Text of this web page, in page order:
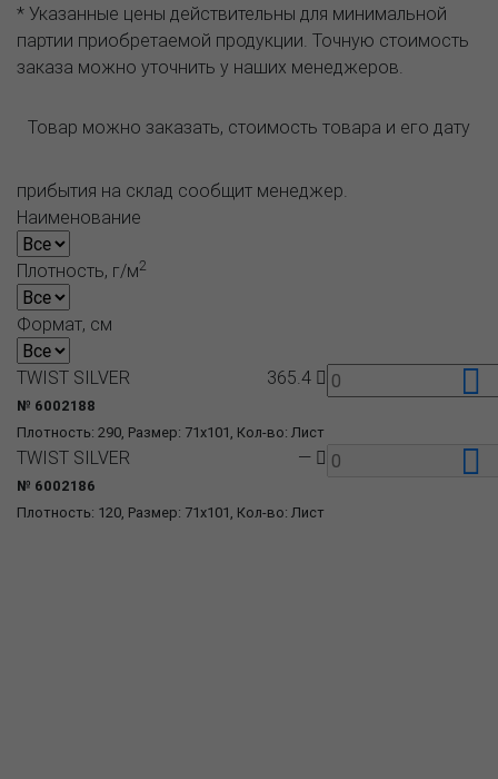
* Указанные цены действительны для минимальной
партии приобретаемой продукции. Точную стоимость
заказа можно уточнить у наших менеджеров.
Товар можно заказать, стоимость товара и его дату
прибытия на склад сообщит менеджер.
Наименование
Плотность, г/м2
Формат, см
Плотность: 290, Размер: 71x101, Кол-во: Лист
TWIST SILVER
№ 6002188
365.4
Плотность: 120, Размер: 71x101, Кол-во: Лист
TWIST SILVER
№ 6002186
—